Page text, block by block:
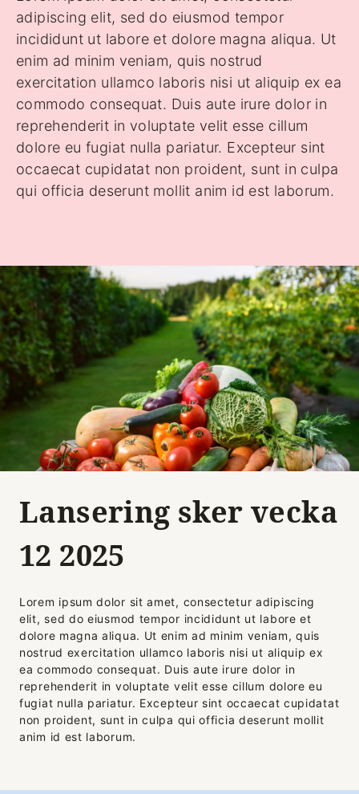
adipiscing elit, sed do eiusmod tempor
incididunt ut labore et dolore magna aliqua. Ut
enim ad minim veniam, quis nostrud
exercitation ullamco laboris nisi ut aliquip ex ea
commodo consequat. Duis aute irure dolor in
reprehenderit in voluptate velit esse cillum
dolore eu fugiat nulla pariatur. Excepteur sint
occaecat cupidatat non proident, sunt in culpa
qui officia deserunt mollit anim id est laborum.
Lansering sker vecka
12 2025
Lorem ipsum dolor sit amet, consectetur adipiscing
elit, sed do eiusmod tempor incididunt ut labore et
dolore magna aliqua. Ut enim ad minim veniam, quis
nostrud exercitation ullamco laboris nisi ut aliquip ex
ea commodo consequat. Duis aute irure dolor in
reprehenderit in voluptate velit esse cillum dolore eu
fugiat nulla pariatur. Excepteur sint occaecat cupidatat
non proident, sunt in culpa qui officia deserunt mollit
anim id est laborum.